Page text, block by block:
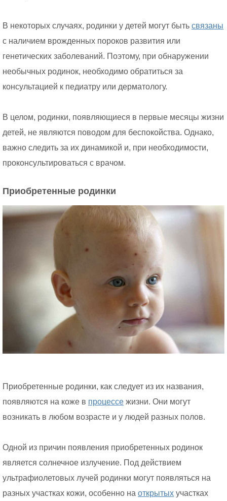
В некоторых случаях, родинки у детей могут быть связаны
с наличием врожденных пороков развития или
генетических заболеваний. Поэтому, при обнаружении
необычных родинок, необходимо обратиться за
консультацией к педиатру или дерматологу.
В целом, родинки, появляющиеся в первые месяцы жизни
детей, не являются поводом для беспокойства. Однако,
важно следить за их динамикой и, при необходимости,
проконсультироваться с врачом.
Приобретенные родинки
Приобретенные родинки, как следует из их названия,
появляются на коже в процессе жизни. Они могут
возникать в любом возрасте и у людей разных полов.
Одной из причин появления приобретенных родинок
является солнечное излучение. Под действием
ультрафиолетовых лучей родинки могут появляться на
разных участках кожи, особенно на открытых участках